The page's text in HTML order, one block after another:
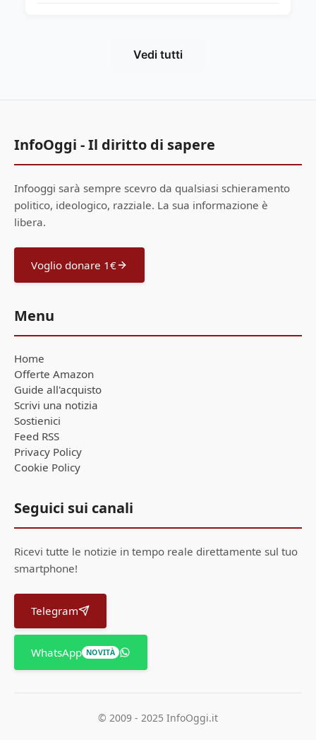
Vedi tutti
InfoOggi - Il diritto di sapere
Infooggi sarà sempre scevro da qualsiasi schieramento
politico, ideologico, razziale. La sua informazione è
libera.
Voglio donare 1€
Menu
Home
Offerte Amazon
Guide all'acquisto
Scrivi una notizia
Sostienici
Feed RSS
Privacy Policy
Cookie Policy
Seguici sui canali
Ricevi tutte le notizie in tempo reale direttamente sul tuo
smartphone!
Telegram
WhatsApp NOVITÀ
© 2009 - 2025 InfoOggi.it